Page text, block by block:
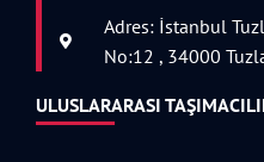
Adres: İstanbul
No:12 , 34000
ULUSLARARASI